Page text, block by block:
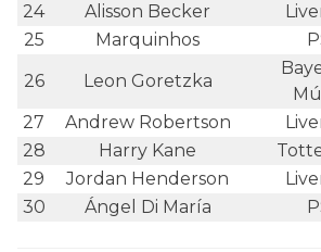
24
Alisson Becker
25
Marquinhos
26
Leon Goretzka
27
Andrew Robertson
28
Harry Kane
29
Jordan Henderson
30
Ángel Di María